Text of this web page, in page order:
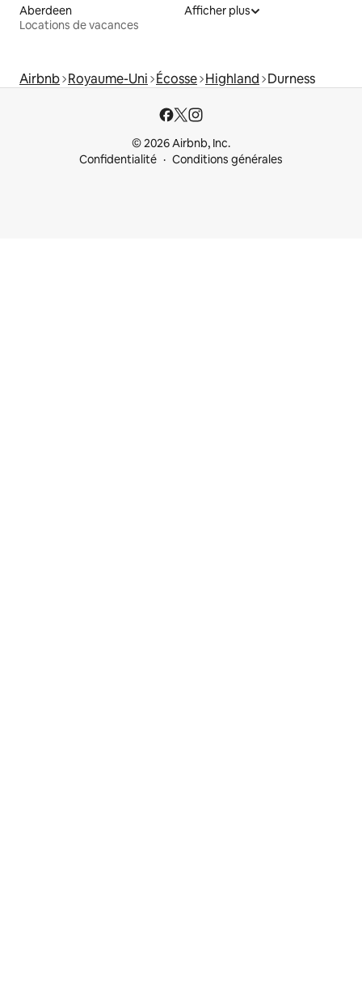
Aberdeen
Locations de vacances
Afficher plus
Airbnb Royaume-Uni Écosse Highland Durness
© 2026 Airbnb, Inc.
Confidentialité
Conditions générales